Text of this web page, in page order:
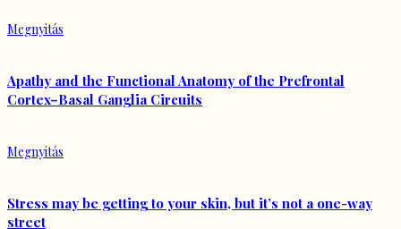
Megnyitás
Apathy and the Functional Anatomy of the Prefrontal
Cortex–Basal Ganglia Circuits
Megnyitás
Stress may be getting to your skin, but it’s not a one-way
street